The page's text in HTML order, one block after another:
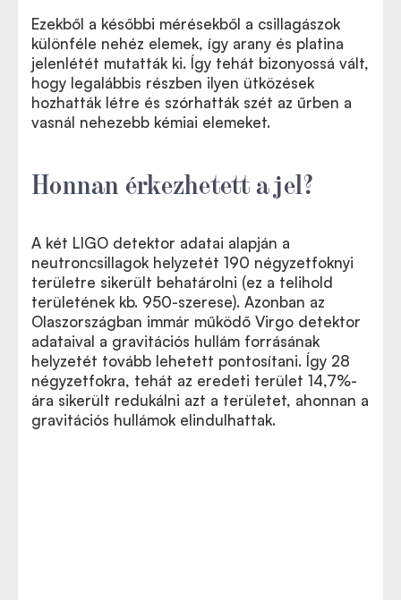
Ezekből a későbbi mérésekből a csillagászok
különféle nehéz elemek, így arany és platina
jelenlétét mutatták ki. Így tehát bizonyossá vált,
hogy legalábbis részben ilyen ütközések
hozhatták létre és szórhatták szét az űrben a
vasnál nehezebb kémiai elemeket.
Honnan érkezhetett a jel?
A két LIGO detektor adatai alapján a
neutroncsillagok helyzetét 190 négyzetfoknyi
területre sikerült behatárolni (ez a telihold
területének kb. 950-szerese). Azonban az
Olaszországban immár működő Virgo detektor
adataival a gravitációs hullám forrásának
helyzetét tovább lehetett pontosítani. Így 28
négyzetfokra, tehát az eredeti terület 14,7%-
ára sikerült redukálni azt a területet, ahonnan a
gravitációs hullámok elindulhattak.